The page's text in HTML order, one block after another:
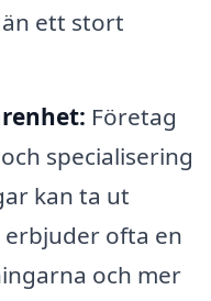
ett stort
Företag
specialisering
kan ta ut
ofta en
och mer